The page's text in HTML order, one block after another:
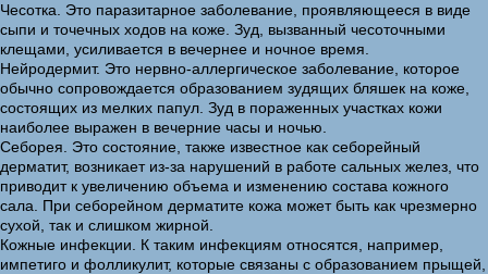
Чесотка. Это паразитарное заболевание, проявляющееся в виде
сыпи и точечных ходов на коже. Зуд, вызванный чесоточными
клещами, усиливается в вечернее и ночное время.
Нейродермит. Это нервно-аллергическое заболевание, которое
обычно сопровождается образованием зудящих бляшек на коже,
состоящих из мелких папул. Зуд в пораженных участках кожи
наиболее выражен в вечерние часы и ночью.
Себорея. Это состояние, также известное как себорейный
дерматит, возникает из-за нарушений в работе сальных желез, что
приводит к увеличению объема и изменению состава кожного
сала. При себорейном дерматите кожа может быть как чрезмерно
сухой, так и слишком жирной.
Кожные инфекции. К таким инфекциям относятся, например,
импетиго и фолликулит, которые связаны с образованием прыщей,